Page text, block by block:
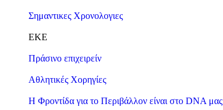
Σημαντικες Χρονολογιες
ΕΚΕ
Πράσινο επιχειρείν
Αθλητικές Χορηγίες
Η Φροντίδα για το Περιβάλλον είναι στο DNA μας